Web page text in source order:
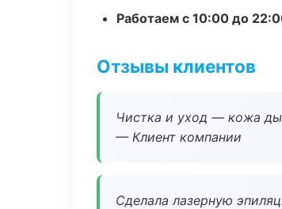
Работаем с 10:00 до
Отзывы клиентов
Чистка и уход — кожа
— Клиент компании
Сделала лазерную